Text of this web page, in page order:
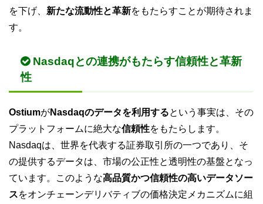
を下げ、 新たな流動性と革新をもたらすことが期待されま
す。
Nasdaqとの連携がもたらす信頼性と革新
性
OstiumがNasdaqのデータを利用するという事実は、その
プラットフォームに絶大な信頼性をもたらします。
Nasdaqは、世界を代表する証券取引所の一つであり、そ
の提供するデータは、市場の公正性と透明性の基盤となっ
ています。このような高品質かつ信頼性の高いデータソー
スをオンチェーンデリバティブの価格決定メカニズムに組